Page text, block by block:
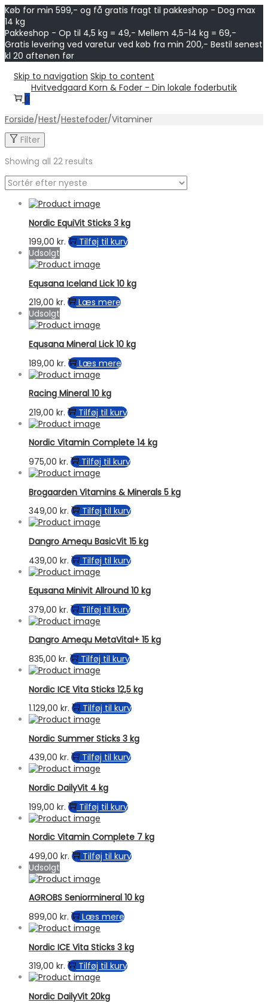
Køb for min 599,- og få gratis fragt til pakkeshop - Dog max
14 kg
Pakkeshop - Op til 4,5 kg = 49,- Mellem 4,5-14 kg = 69,-
Gratis levering ved varetur ved køb fra min 200,- Bestil senest
kl 20 aftenen før
Skip to navigation Skip to content
Hvitvedgaard Korn & Foder - Din lokale foderbutik
0
Forside/Hest/Hestefoder/Vitaminer
Filter
Showing all 22 results
Nordic EquiVit Sticks 3 kg
199,00 kr.
Tilføj til kurv
Udsolgt
Equsana Iceland Lick 10 kg
219,00 kr.
Læs mere
Udsolgt
Equsana Mineral Lick 10 kg
189,00 kr. Læs mere
Racing Mineral 10 kg
219,00 kr. Tilføj til kurv
Nordic Vitamin Complete 14 kg
975,00 kr. Tilføj til kurv
Brogaarden Vitamins & Minerals 5 kg
349,00 kr. Tilføj til kurv
Dangro Amequ BasicVit 15 kg
439,00 kr. Tilføj til kurv
Equsana Minivit Allround 10 kg
379,00 kr. Tilføj til kurv
Dangro Amequ MetaVital+ 15 kg
835,00 kr. Tilføj til kurv
Nordic ICE Vita Sticks 12,5 kg
1.129,00 kr. Tilføj til kurv
Nordic Summer Sticks 3 kg
439,00 kr. Tilføj til kurv
Nordic DailyVit 4 kg
199,00 kr. Tilføj til kurv
Nordic Vitamin Complete 7 kg
499,00 kr.
Tilføj til kurv
Udsolgt
AGROBS Seniormineral 10 kg
899,00 kr. Læs mere
Nordic ICE Vita Sticks 3 kg
319,00 kr. Tilføj til kurv
Nordic DailyVit 20kg